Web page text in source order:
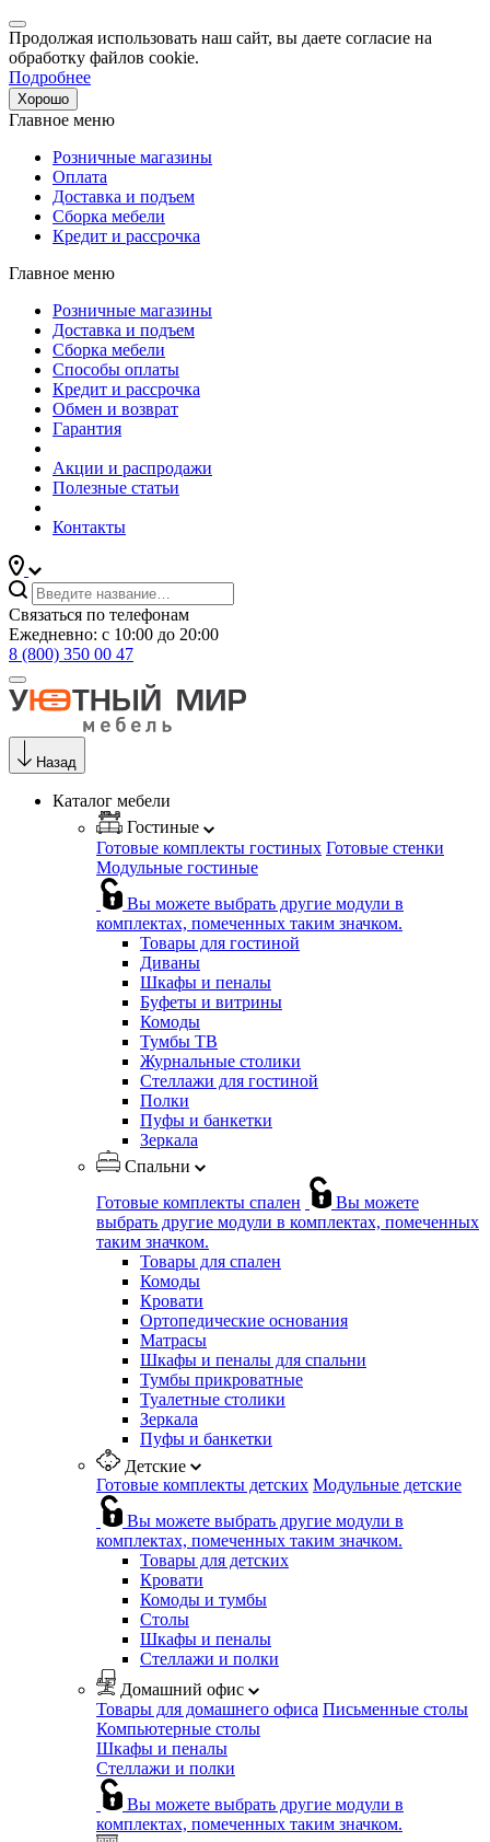
Продолжая использовать наш сайт, вы даете согласие на
обработку файлов cookie.
Подробнее
Хорошо
Главное меню
Розничные магазины
Оплата
Доставка и подъем
Сборка мебели
Кредит и рассрочка
Главное меню
Розничные магазины
Доставка и подъем
Сборка мебели
Способы оплаты
Кредит и рассрочка
Обмен и возврат
Гарантия
Акции и распродажи
Полезные статьи
Контакты
Связаться по телефонам
Ежедневно: с 10:00 до 20:00
8 (800) 350 00 47
Назад
Каталог мебели
Гостиные
Готовые комплекты гостиных Готовые стенки
Модульные гостиные
Вы можете выбрать другие модули в
комплектах, помеченных таким значком.
Товары для гостиной
Диваны
Шкафы и пеналы
Буфеты и витрины
Комоды
Тумбы ТВ
Журнальные столики
Стеллажи для гостиной
Полки
Пуфы и банкетки
Зеркала
Спальни
Готовые комплекты спален
Вы можете
выбрать другие модули в комплектах, помеченных
таким значком.
Товары для спален
Комоды
Кровати
Ортопедические основания
Матрасы
Шкафы и пеналы для спальни
Тумбы прикроватные
Туалетные столики
Зеркала
Пуфы и банкетки
Детские
Готовые комплекты детских Модульные детские
Вы можете выбрать другие модули в
комплектах, помеченных таким значком.
Товары для детских
Кровати
Комоды и тумбы
Столы
Шкафы и пеналы
Стеллажи и полки
Домашний офис
Товары для домашнего офиса Письменные столы
Компьютерные столы
Шкафы и пеналы
Стеллажи и полки
Вы можете выбрать другие модули в
комплектах, помеченных таким значком.